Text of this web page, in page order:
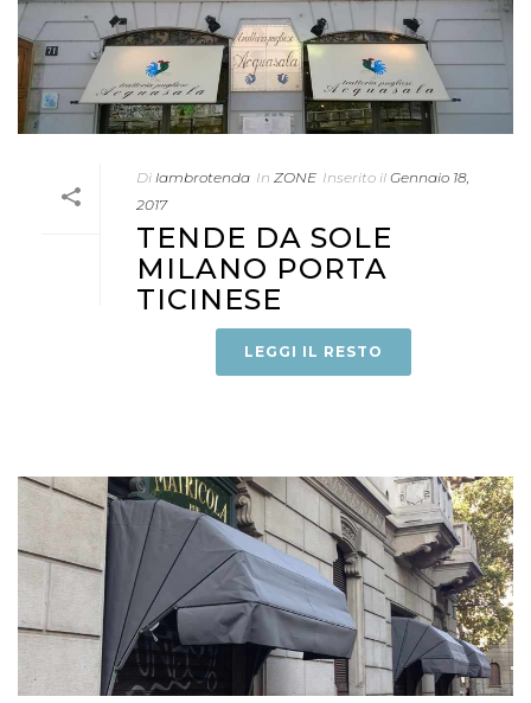
Di lambrotenda In ZONE Inserito il Gennaio 18,
2017
TENDE DA SOLE
MILANO PORTA
TICINESE
LEGGI IL RESTO